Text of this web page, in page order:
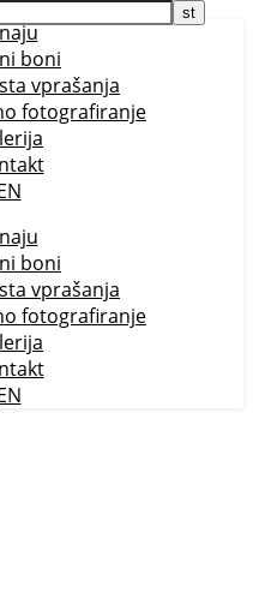
boni
vprašanja
fotografiranje
boni
vprašanja
fotografiranje